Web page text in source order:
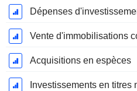
Dépenses
Vente d'immobilisations
Acquisitions en espèces